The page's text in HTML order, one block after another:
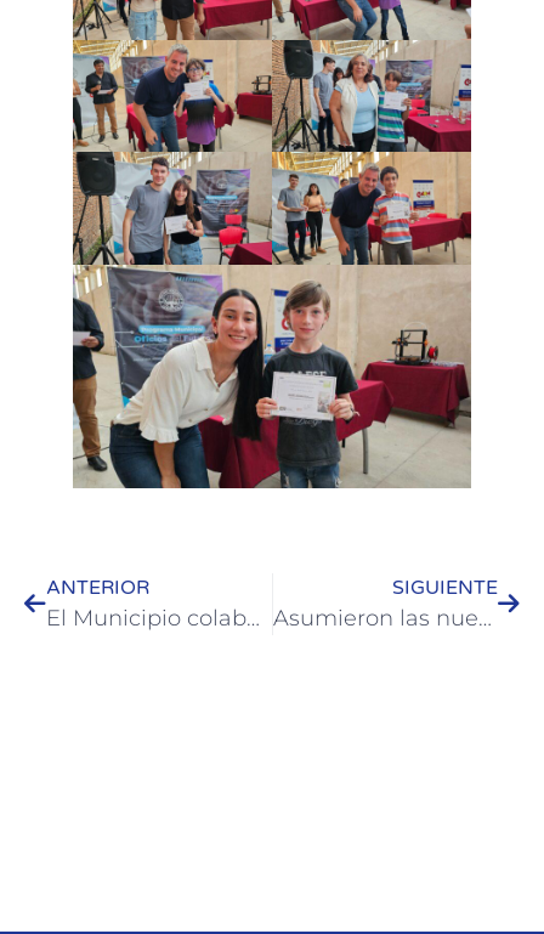
ANTERIOR
El Municipio colaboró con la construcción de vereda y rampas en ADCADIS
SIGUIENTE
Asumieron las nuevas autoridades del Colegio de Profesionales en Turismo de Entre Ríos